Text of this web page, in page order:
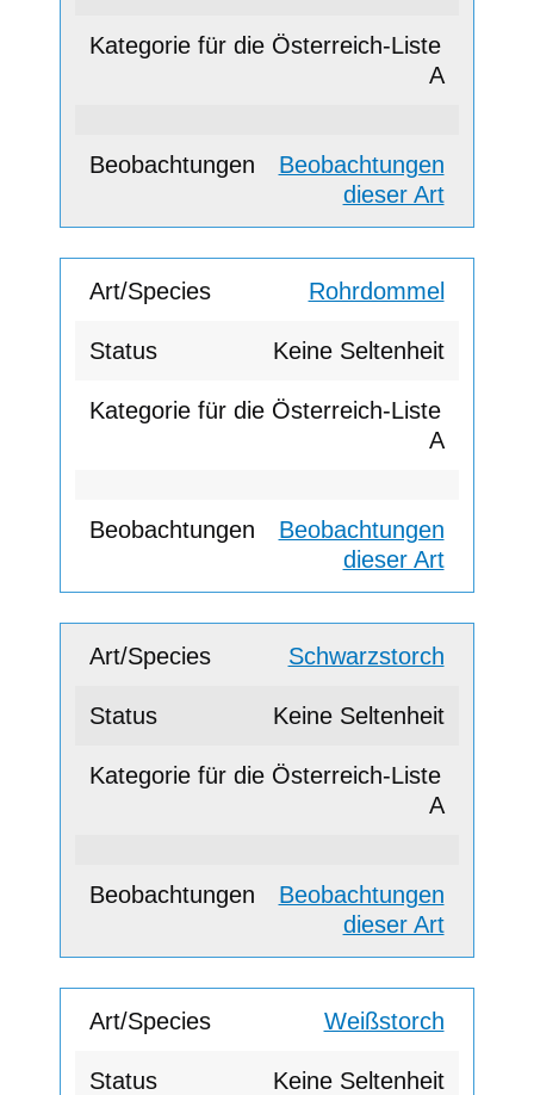
A
Beobachtungen
dieser Art
Rohrdommel
Keine Seltenheit
A
Beobachtungen
dieser Art
Schwarzstorch
Keine Seltenheit
A
Beobachtungen
dieser Art
Weißstorch
Keine Seltenheit